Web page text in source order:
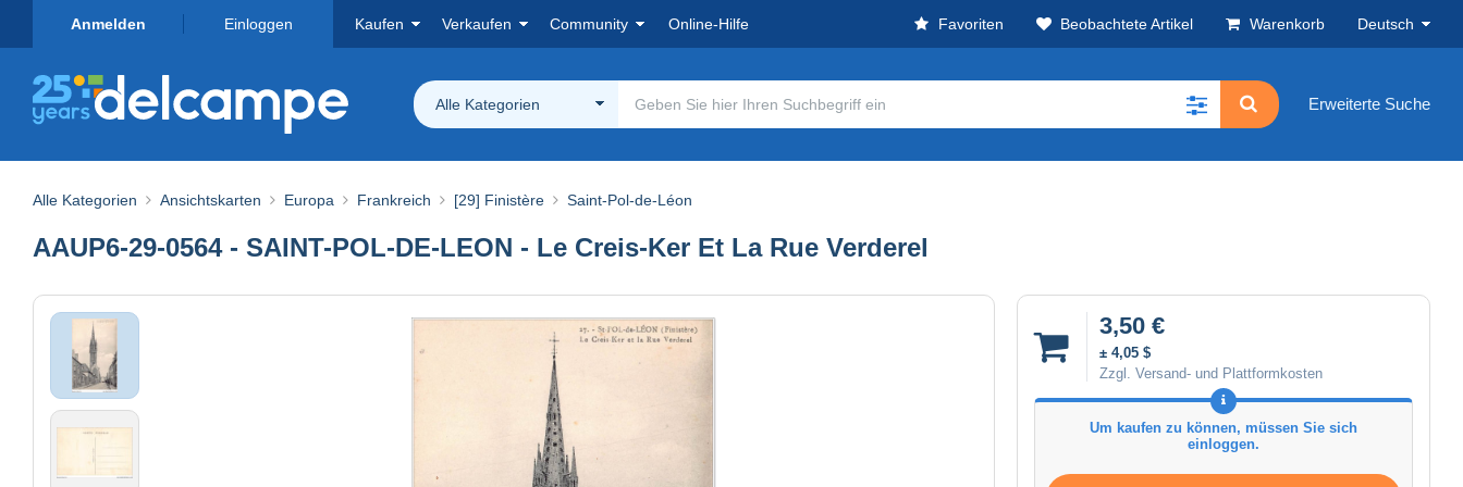
Anmelden Einloggen Kaufen Verkaufen Community Online-Hilfe Favoriten Beobachtete Artikel Warenkorb Deutsch
Alle Kategorien Erweiterte Suche
Alle Kategorien Ansichtskarten Europa Frankreich [29] Finistère Saint-Pol-de-Léon
AAUP6-29-0564 - SAINT-POL-DE-LEON - Le Creis-Ker Et La Rue Verderel
3,50 €
± 4,05 $
Zzgl. Versand- und Plattformkosten
Um kaufen zu können, müssen Sie sich
einloggen.